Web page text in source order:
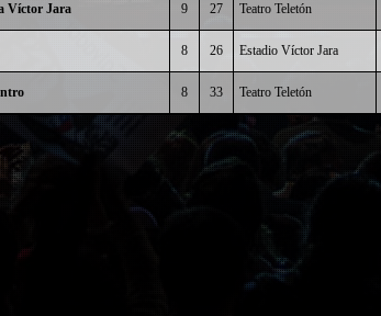
Víctor Jara 9 27 Teatro Teletón
8 26 Estadio Víctor Jara
8 33 Teatro Teletón